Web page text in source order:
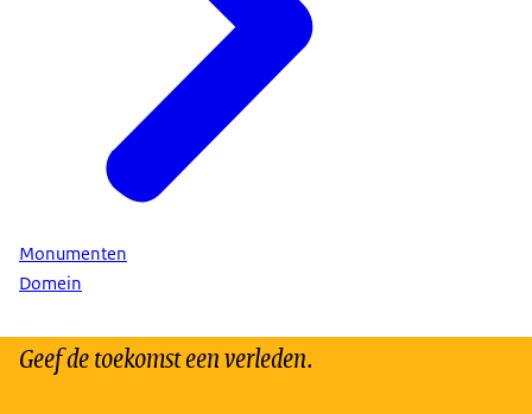
Monumenten
Domein
Geef de toekomst een verleden.